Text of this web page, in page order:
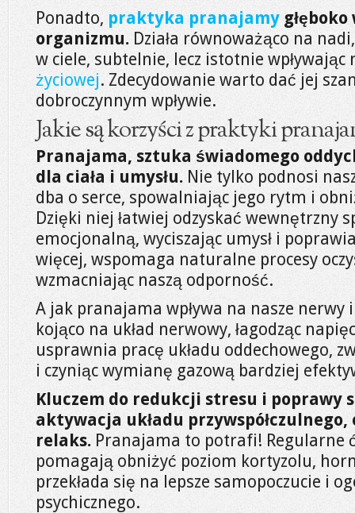
Ponadto, praktyka pranajamy
organizmu. Działa równoważąco na
w ciele, subtelnie, lecz istotnie wpływając
życiowej. Zdecydowanie warto dać jej
dobroczynnym wpływie.
Jakie są korzyści z praktyki
Pranajama, sztuka świadomego
dla ciała i umysłu. Nie tylko podnosi
dba o serce, spowalniając jego rytm i
Dzięki niej łatwiej odzyskać wewnętrzny
emocjonalną, wyciszając umysł i
więcej, wspomaga naturalne procesy
wzmacniając naszą odporność.
A jak pranajama wpływa na nasze nerwy i
kojąco na układ nerwowy, łagodząc
usprawnia pracę układu oddechowego,
i czyniąc wymianę gazową bardziej
Kluczem do redukcji stresu i poprawy
aktywacja układu
relaks. Pranajama to potrafi! Regularne
pomagają obniżyć poziom kortyzolu,
przekłada się na lepsze samopoczucie i
psychicznego.